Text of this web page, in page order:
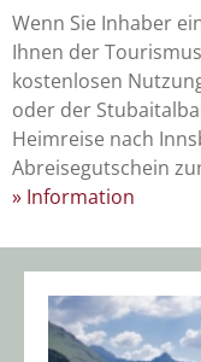
Wenn Sie Inhaber
Ihnen der
kostenlosen
oder der
Heimreise nach
Abreisegutschein
» Information